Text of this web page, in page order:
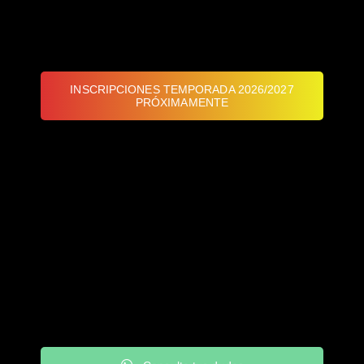
INSCRIPCIONES TEMPORADA 2026/2027
PRÓXIMAMENTE